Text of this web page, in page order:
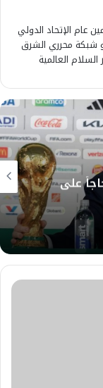
عام الإتحاد الدولي
شبكة محرري الشرق
العالمية
على